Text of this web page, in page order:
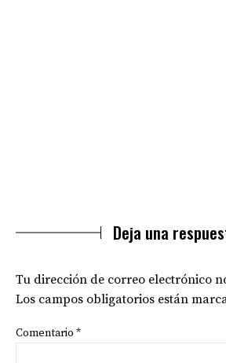
Deja una
Tu dirección de correo electrónico
Los campos obligatorios están
Comentario *